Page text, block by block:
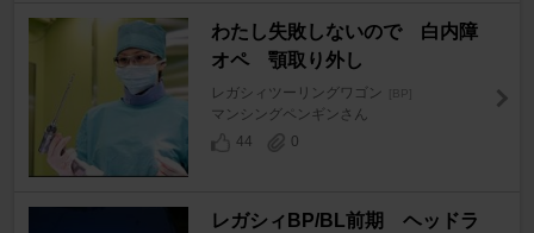
わたし失敗しないので 白内障
オペ 顎取り外し
レガシィツーリングワゴン [BP]
マンシングペンギンさん
44
0
レガシィBP/BL前期 ヘッドラ